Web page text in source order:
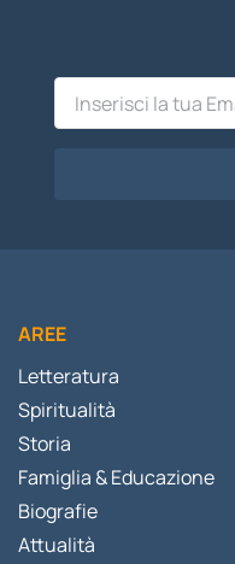
AREE
Letteratura
Spiritualità
Storia
Famiglia & Educazione
Biografie
Attualità